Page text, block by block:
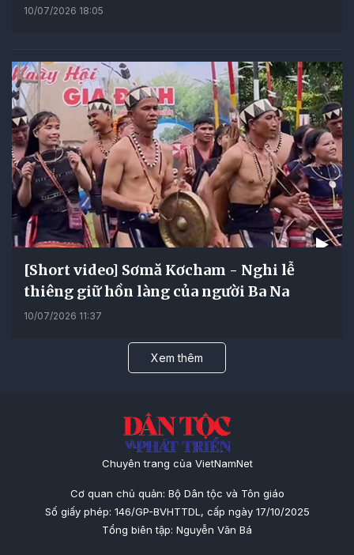
10/07/2026 18:05
[Short video] Sơmă Kơcham - Nghi lễ
thiêng giữ hồn làng của người Ba Na
10/07/2026 11:37
Xem thêm
Chuyên trang của VietNamNet
Cơ quan chủ quản: Bộ Dân tộc và Tôn giáo
Số giấy phép: 146/GP-BVHTTDL, cấp ngày 17/10/2025
Tổng biên tập: Nguyễn Văn Bá